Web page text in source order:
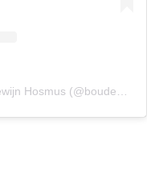
Een bericht gedeeld door Boudewijn Hosmus (@boudewijnhosmuskeukenambacht)